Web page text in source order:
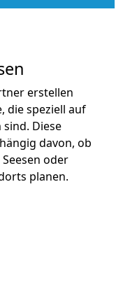
erstellen
die speziell auf
Diese
davon, ob
oder
planen.